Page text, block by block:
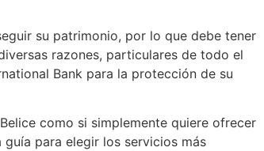
su patrimonio, por lo que debe tener
razones, particulares de todo el
Bank para la protección de su
como si simplemente quiere ofrecer
para elegir los servicios más